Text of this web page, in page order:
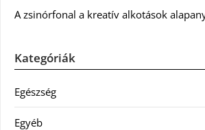
A zsinórfonal a kreatív alkotások
Kategóriák
Egészség
Egyéb